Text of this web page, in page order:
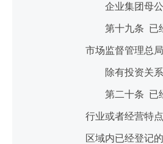
企业集团母公
第十九条 已经
市场监督管理总
除有投资关系
第二十条 已经
行业或者经营特
区域内已经登记